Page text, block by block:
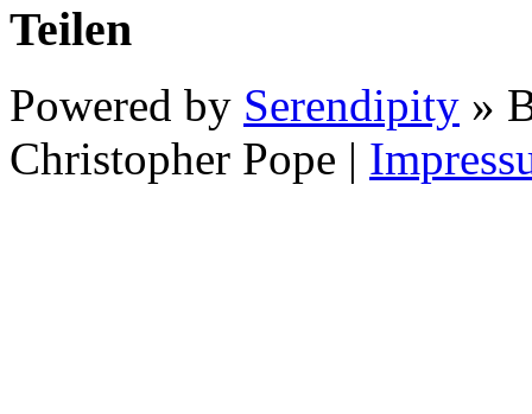
Teilen
Powered by Serendipity »
Christopher Pope |